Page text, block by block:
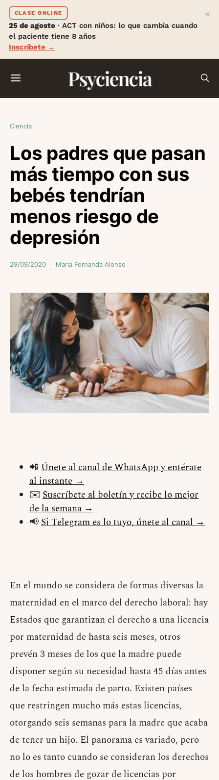
CLASE ONLINE
25 de agosto · ACT con niños: lo que cambia cuando
el paciente tiene 8 años
Inscríbete →
×
Psyciencia
Ciencia
Los padres que pasan
más tiempo con sus
bebés tendrían
menos riesgo de
depresión
29/09/2020 Maria Fernanda Alonso
📲 Únete al canal de WhatsApp y entérate
al instante →
✉️ Suscríbete al boletín y recibe lo mejor
de la semana →
📢Si Telegram es lo tuyo, únete al canal →
En el mundo se considera de formas diversas la
maternidad en el marco del derecho laboral: hay
Estados que garantizan el derecho a una licencia
por maternidad de hasta seis meses, otros
prevén 3 meses de los que la madre puede
disponer según su necesidad hasta 45 días antes
de la fecha estimada de parto. Existen países
que restringen mucho más estas licencias,
otorgando seis semanas para la madre que acaba
de tener un hijo. El panorama es variado, pero
no lo es tanto cuando se consideran los derechos
de los hombres de gozar de licencias por